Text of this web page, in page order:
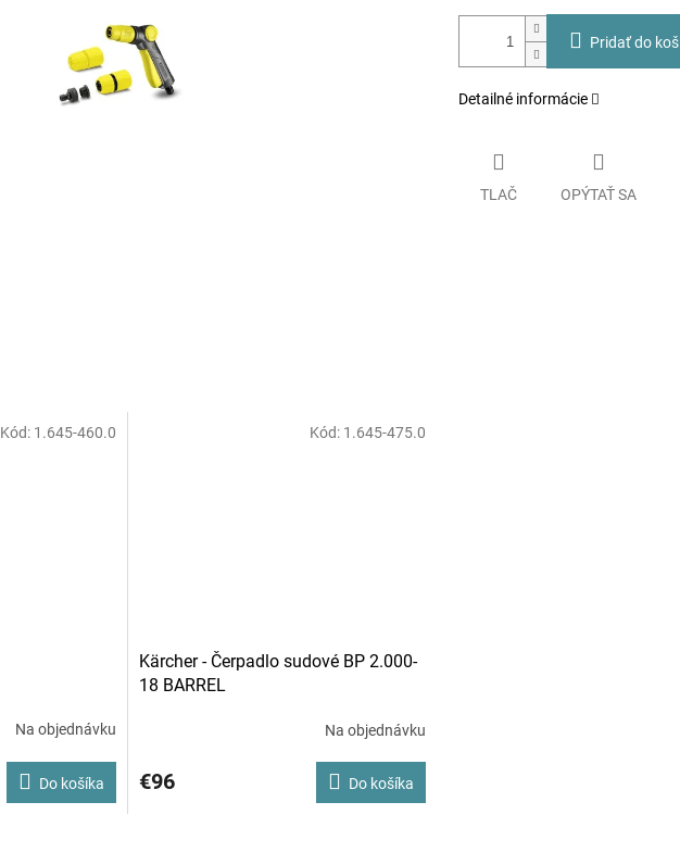
Pridať do
Detailné informácie
TLAČ OPÝTAŤ SA
Na objednávku
Do košíka
Kód: 1.645-460.0
Kärcher - Čerpadlo sudové BP 2.000-
18 BARREL
Na objednávku
€96 Do košíka
Kód: 1.645-475.0